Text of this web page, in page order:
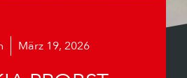
März 19, 2026